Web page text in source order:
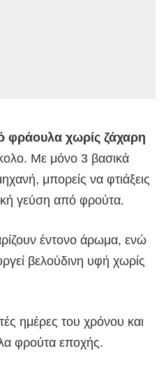
φράουλα χωρίς ζάχαρη
Με μόνο 3 βασικά
μπορείς να φτιάξεις
γεύση από φρούτα.
έντονο άρωμα, ενώ
βελούδινη υφή χωρίς
ημέρες του χρόνου και
φρούτα εποχής.